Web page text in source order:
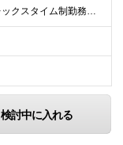
＊在宅勤務制度およびフレックスタイム制勤務制度あり （一部の部門では運用対象外） 入社後の初期配属は、 株式会社JALエンジニアリングへ出向となります 【JALエンジニアリング】 羽田空港：東京都
検討中に入れる